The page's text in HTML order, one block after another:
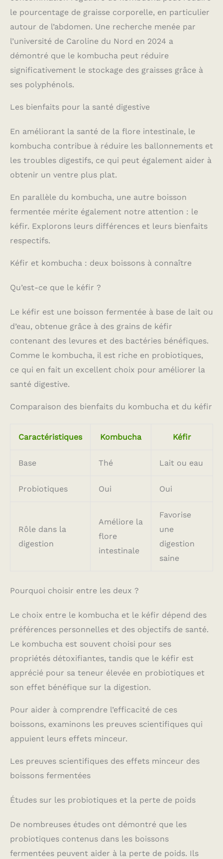
le pourcentage de graisse corporelle, en particulier
autour de l’abdomen. Une recherche menée par
l’université de Caroline du Nord en 2024 a
démontré que le kombucha peut réduire
significativement le stockage des graisses grâce à
ses polyphénols.
Les bienfaits pour la santé digestive
En améliorant la santé de la flore intestinale, le
kombucha contribue à réduire les ballonnements et
les troubles digestifs, ce qui peut également aider à
obtenir un ventre plus plat.
En parallèle du kombucha, une autre boisson
fermentée mérite également notre attention : le
kéfir. Explorons leurs différences et leurs bienfaits
respectifs.
Kéfir et kombucha : deux boissons à connaître
Qu’est-ce que le kéfir ?
Le kéfir est une boisson fermentée à base de lait ou
d’eau, obtenue grâce à des grains de kéfir
contenant des levures et des bactéries bénéfiques.
Comme le kombucha, il est riche en probiotiques,
ce qui en fait un excellent choix pour améliorer la
santé digestive.
Comparaison des bienfaits du kombucha et du kéfir
Caractéristiques Kombucha Kéfir
Base Thé Lait ou eau
Probiotiques Oui Oui
Rôle dans la
digestion
Améliore la
flore
intestinale
Favorise
une
digestion
saine
Pourquoi choisir entre les deux ?
Le choix entre le kombucha et le kéfir dépend des
préférences personnelles et des objectifs de santé.
Le kombucha est souvent choisi pour ses
propriétés détoxifiantes, tandis que le kéfir est
apprécié pour sa teneur élevée en probiotiques et
son effet bénéfique sur la digestion.
Pour aider à comprendre l’efficacité de ces
boissons, examinons les preuves scientifiques qui
appuient leurs effets minceur.
Les preuves scientifiques des effets minceur des
boissons fermentées
Études sur les probiotiques et la perte de poids
De nombreuses études ont démontré que les
probiotiques contenus dans les boissons
fermentées peuvent aider à la perte de poids. Ils